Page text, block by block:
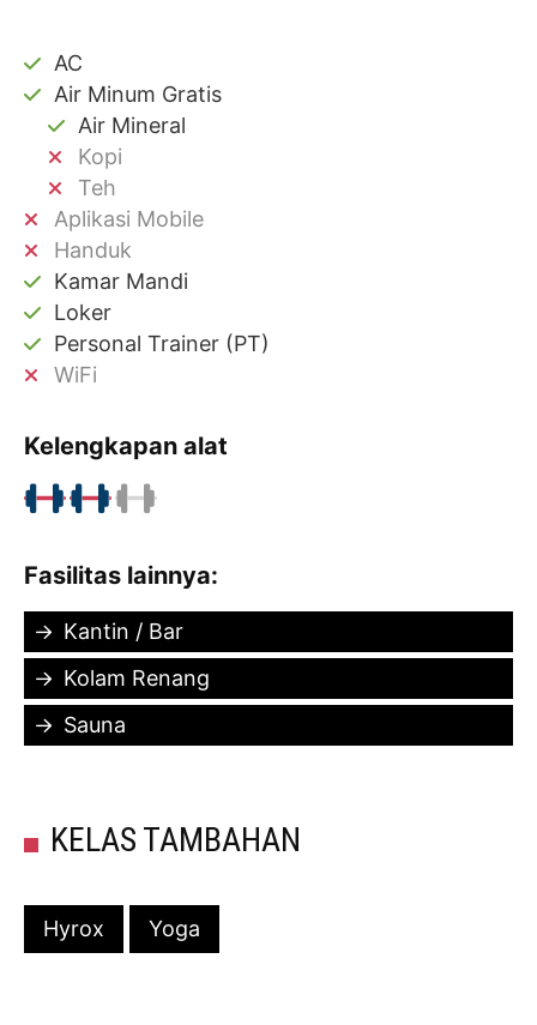
AC
Air Minum Gratis
Air Mineral
Kopi
Teh
Aplikasi Mobile
Handuk
Kamar Mandi
Loker
Personal Trainer (PT)
WiFi
Kelengkapan alat
Fasilitas lainnya:
Kantin / Bar
Kolam Renang
Sauna
KELAS TAMBAHAN
Hyrox Yoga